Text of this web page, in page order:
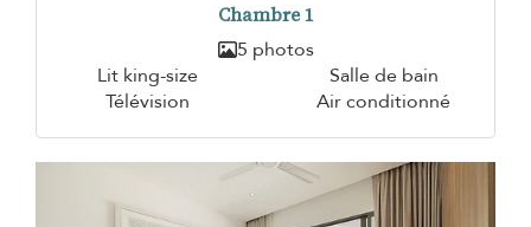
Chambre 1
5 photos
Lit king-size
Salle de bain
Télévision
Air conditionné